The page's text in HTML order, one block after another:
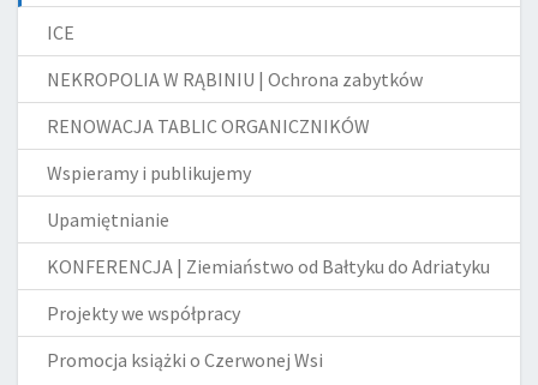
ICE
NEKROPOLIA W RĄBINIU | Ochrona zabytków
RENOWACJA TABLIC ORGANICZNIKÓW
Wspieramy i publikujemy
Upamiętnianie
KONFERENCJA | Ziemiaństwo od Bałtyku do Adriatyku
Projekty we współpracy
Promocja książki o Czerwonej Wsi